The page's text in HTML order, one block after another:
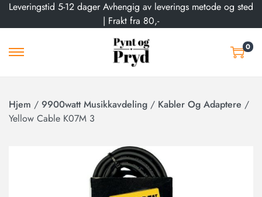
Leveringstid 5-12 dager Avhengig av leverings metode og sted
| Frakt fra 80,-
0
Hjem / 9900watt Musikkavdeling / Kabler Og Adaptere /
Yellow Cable K07M 3